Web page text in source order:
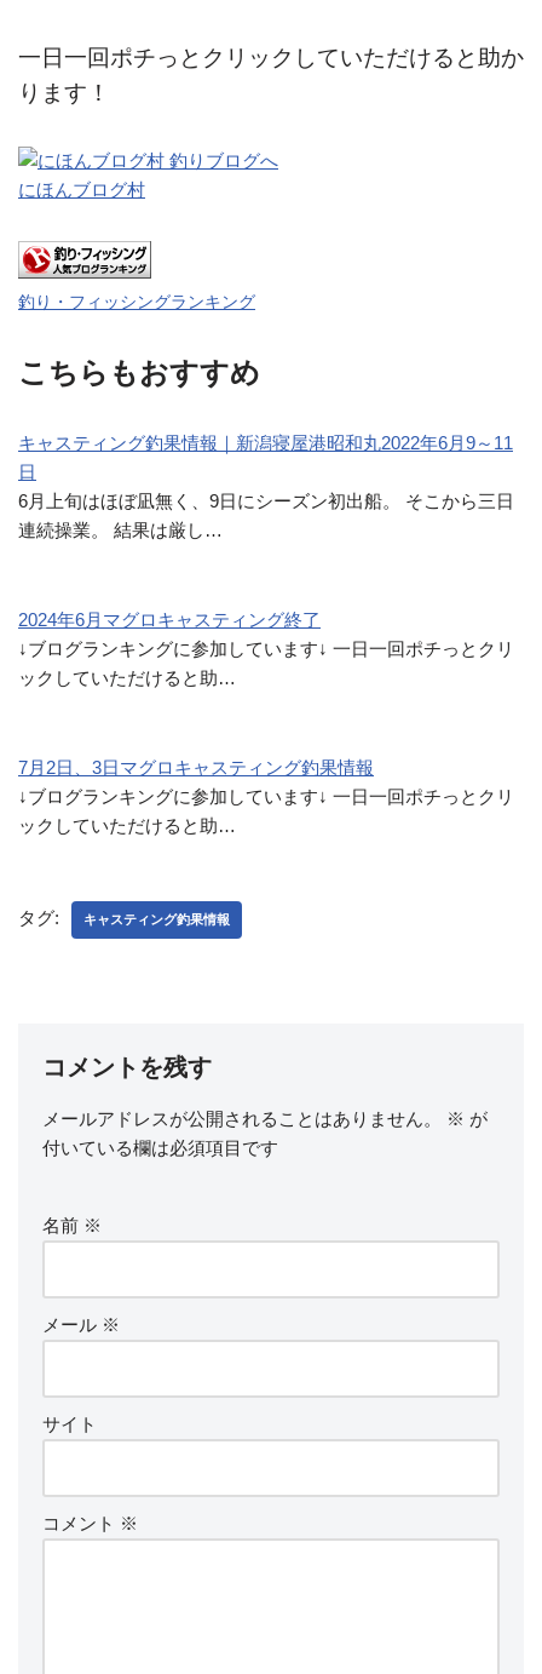
一日一回ポチっとクリックしていただけると助か
ります！
にほんブログ村
釣り・フィッシングランキング
こちらもおすすめ
キャスティング釣果情報｜新潟寝屋港昭和丸2022年6月9～11
日
6月上旬はほぼ凪無く、9日にシーズン初出船。 そこから三日
連続操業。 結果は厳し…
2024年6月マグロキャスティング終了
↓ブログランキングに参加しています↓ 一日一回ポチっとクリ
ックしていただけると助…
7月2日、3日マグロキャスティング釣果情報
↓ブログランキングに参加しています↓ 一日一回ポチっとクリ
ックしていただけると助…
タグ: キャスティング釣果情報
コメントを残す
メールアドレスが公開されることはありません。 ※ が
付いている欄は必須項目です
名前 ※
メール ※
サイト
コメント ※